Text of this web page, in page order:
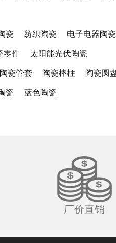
瓷 纺织陶瓷 电子电器陶瓷
零件 太阳能光伏陶瓷
陶瓷管套 陶瓷棒柱 陶瓷圆
瓷 蓝色陶瓷
厂价直销